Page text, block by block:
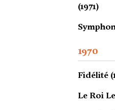
(1971)
1970
Fidélité
Le Roi